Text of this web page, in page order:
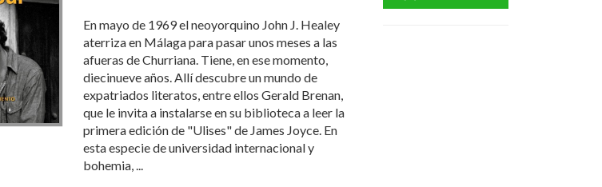
En mayo de 1969 el neoyorquino John J. Healey
aterriza en Málaga para pasar unos meses a las
afueras de Churriana. Tiene, en ese momento,
diecinueve años. Allí descubre un mundo de
expatriados literatos, entre ellos Gerald Brenan,
que le invita a instalarse en su biblioteca a leer la
primera edición de "Ulises" de James Joyce. En
esta especie de universidad internacional y
bohemia, ...